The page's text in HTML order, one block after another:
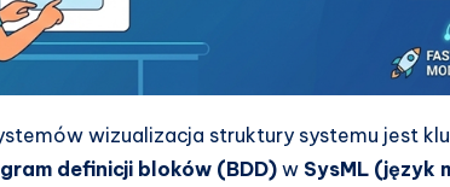
wizualizacja struktury systemu jest
definicji bloków (BDD) w SysML (język